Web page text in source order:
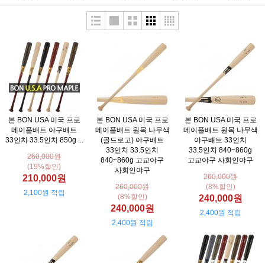
본 BON USA 미국 프로
메이플배트 야구배트
33인치 33.5인치 850g ...
260,000원
(19%할인)
210,000원
2,100원 적립
본 BON USA 미국 프로
메이플배트 원목 나무색
(골드로고) 야구배트
33인치 33.5인치
840~860g 고교야구
사회인야구
260,000원
(8%할인)
240,000원
2,400원 적립
본 BON USA 미국 프로
메이플배트 원목 나무색
야구배트 33인치
33.5인치 840~860g
고교야구 사회인야구
260,000원
(8%할인)
240,000원
2,400원 적립